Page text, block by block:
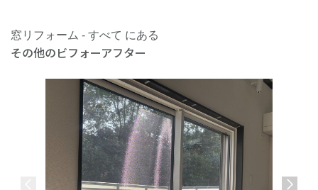
窓リフォーム - すべて にある
その他のビフォーアフター